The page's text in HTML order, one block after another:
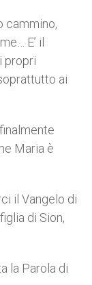
cammino,
E’ il
propri
ai
Maria è
il Vangelo di
di Sion,
la Parola di